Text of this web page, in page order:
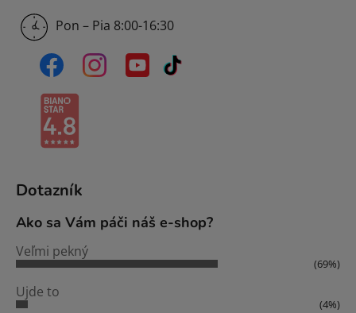
Pon – Pia 8:00-16:30
Dotazník
Ako sa Vám páči náš e-shop?
Veľmi pekný
(69%)
Ujde to
(4%)